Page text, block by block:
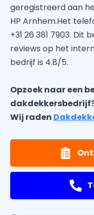
geregistreerd aan
HP Arnhem.Het
+31 26 381 7903.
reviews op het
bedrijf is 4.8/5.
Opzoek naar een
Wij raden